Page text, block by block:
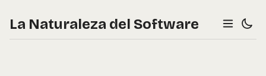
La Naturaleza del Software